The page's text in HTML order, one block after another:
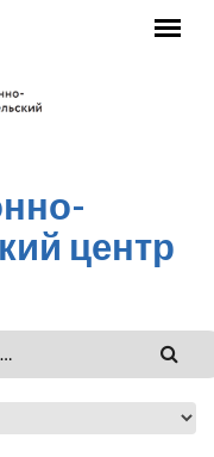
центр